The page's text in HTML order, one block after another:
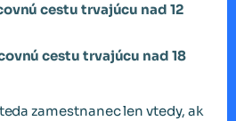
cestu trvajúcu nad 12
cestu trvajúcu nad 18
zamestnanec len vtedy, ak